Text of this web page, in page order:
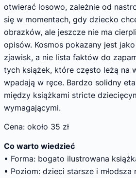
otwierać losowo, zależnie od
się w momentach, gdy dziecko
obrazków, ale jeszcze nie ma
opisów. Kosmos pokazany jest
zjawisk, a nie lista faktów do
tych książek, które często leżą na
wpadają w ręce. Bardzo solidny
między książkami stricte
wymagającymi.
Cena: około 35 zł
Co warto wiedzieć
• Forma: bogato ilustrowana
• Poziom: dzieci starsze i młodsza